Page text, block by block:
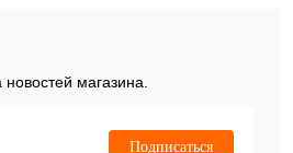
магазина.
Подписаться